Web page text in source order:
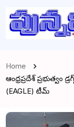
Home
ఆంధ్రప్రదేశ్ ప్రభుత్వం
(EAGLE) టీమ్